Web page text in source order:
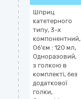
Шприц
катетерного
типу, 3-х
компонентний,
Об'єм : 120 мл,
Одноразовий,
з голкою в
комплекті, без
додаткової
голки,